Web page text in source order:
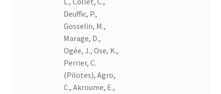
Deuffic, P.,
Gosselin, M.,
Marage, D.,
Ogée, J., Ose, K.,
Perrier, C.
(Pilotes), Agro,
C., Akroume, E.,